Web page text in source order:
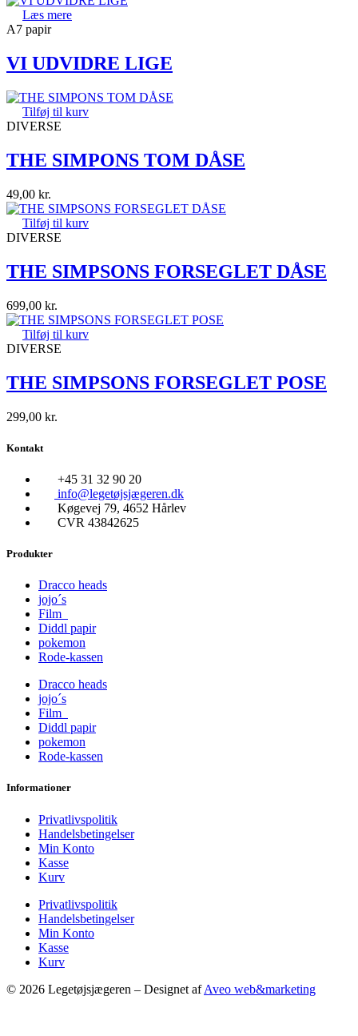
Læs mere
A7 papir
VI UDVIDRE LIGE
Tilføj til kurv
DIVERSE
THE SIMPONS TOM DÅSE
49,00 kr.
Tilføj til kurv
DIVERSE
THE SIMPSONS FORSEGLET DÅSE
699,00 kr.
Tilføj til kurv
DIVERSE
THE SIMPSONS FORSEGLET POSE
299,00 kr.
Kontakt
+45 31 32 90 20
info@legetøjsjægeren.dk
Køgevej 79, 4652 Hårlev
CVR 43842625
Produkter
Dracco heads
jojo´s
Film
Diddl papir
pokemon
Rode-kassen
Dracco heads
jojo´s
Film
Diddl papir
pokemon
Rode-kassen
Informationer
Privatlivspolitik
Handelsbetingelser
Min Konto
Kasse
Kurv
Privatlivspolitik
Handelsbetingelser
Min Konto
Kasse
Kurv
© 2026 Legetøjsjægeren – Designet afAveo web&marketing